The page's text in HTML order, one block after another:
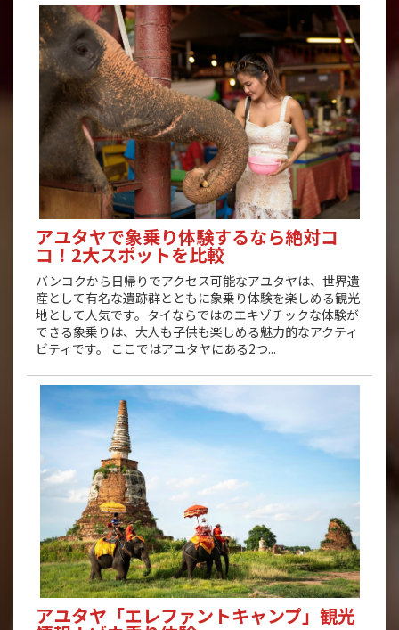
アユタヤで象乗り体験するなら絶対コ
コ！2大スポットを比較
バンコクから日帰りでアクセス可能なアユタヤは、世界遺
産として有名な遺跡群とともに象乗り体験を楽しめる観光
地として人気です。タイならではのエキゾチックな体験が
できる象乗りは、大人も子供も楽しめる魅力的なアクティ
ビティです。 ここではアユタヤにある2つ...
アユタヤ「エレファントキャンプ」観光